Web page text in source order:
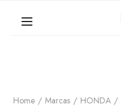
Home Marcas HONDA